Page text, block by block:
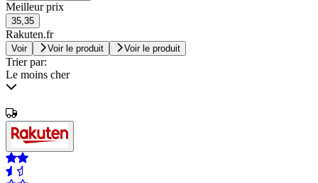
Meilleur prix
35,35
Rakuten.fr
Voir Voir le produit Voir le produit
Trier par:
Le moins cher